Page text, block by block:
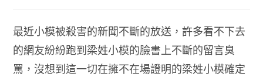
者:
別:
論：
最近小模被殺害的新聞不斷的放送，許多看不下去
的網友紛紛跑到梁姓小模的臉書上不斷的留言臭
罵，沒想到這一切在擁不在場證明的梁姓小模確定